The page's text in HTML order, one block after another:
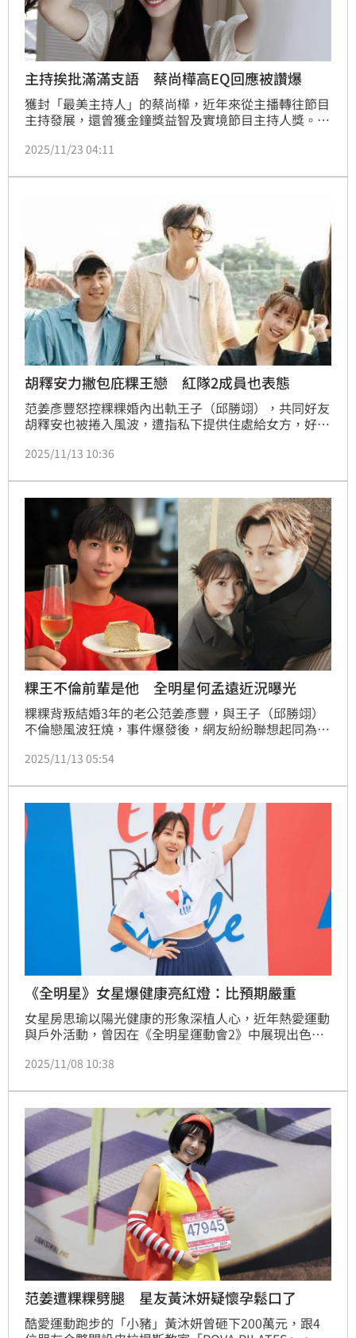
主持挨批滿滿支語 蔡尚樺高EQ回應被讚爆
獲封「最美主持人」的蔡尚樺，近年來從主播轉往節目
主持發展，還曾獲金鐘獎益智及實境節目主持人獎。然
的用詞與語意表達方式的不滿，痛批她「字彙量太
滿支語（中國詞彙）。」面對負評，蔡尚樺展現高EQ
回應，引發網友討論。王芷姍
2025/11/23 04:11
胡釋安力撇包庇粿王戀 紅隊2成員也表態
范姜彥豐怒控粿粿婚內出軌王子（邱勝翊），共同好友
胡釋安也被捲入風波，遭指私下提供住處給女方，好讓
表3點聲明切割，表明對於這段婚外情並不知情；對
姐晏柔中、房思瑜也按讚表態。
2025/11/13 10:36
粿王不倫前輩是他 全明星何孟遠近況曝光
粿粿背叛結婚3年的老公范姜彥豐，與王子（邱勝翊）
不倫戀風波狂燒，事件爆發後，網友紛紛聯想起同為
（原名：何孟遠）與采子（謝采紋）。何孟恩昨（12）
近況也曝光。
2025/11/13 05:54
《全明星》女星爆健康亮紅燈：比預期嚴重
女星房思瑜以陽光健康的形象深植人心，近年熱愛運動
與戶外活動，曾因在《全明星運動會2》中展現出色的
「亮紅燈」，直言「這週已經去了五次醫院」，桌上擺
2025/11/08 10:38
范姜遭粿粿劈腿 星友黃沐妍疑懷孕鬆口了
酷愛運動跑步的「小豬」黃沐妍曾砸下200萬元，跟4